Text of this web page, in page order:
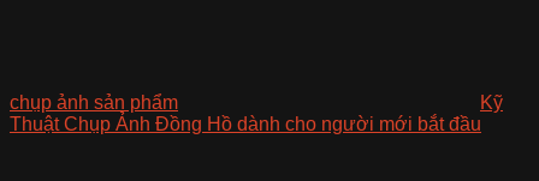
chụp ảnh sản phẩm
Kỹ
Thuật Chụp Ảnh Đồng Hồ dành cho người mới bắt đầu